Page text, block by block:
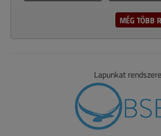
MÉG TÖBB
Lapunkat